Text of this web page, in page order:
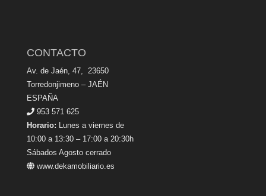
CONTACTO
Av. de Jaén, 47, 23650
Torredonjimeno – JAÉN
ESPAÑA
953 571 625
Horario: Lunes a viernes de
10:00 a 13:30 – 17:00 a 20:30h
Sábados Agosto cerrado
www.dekamobiliario.es